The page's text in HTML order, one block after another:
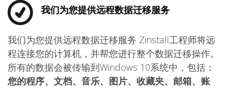
我们为您提供远程数据迁移服务
我们为您提供远程数据迁移服务 Zinstall工程师将远
程连接您的计算机，并帮您进行整个数据迁移操作。
所有的数据会被传输到Windows 10系统中，包括：
您的程序、文档、音乐、图片、收藏夹、邮箱、账